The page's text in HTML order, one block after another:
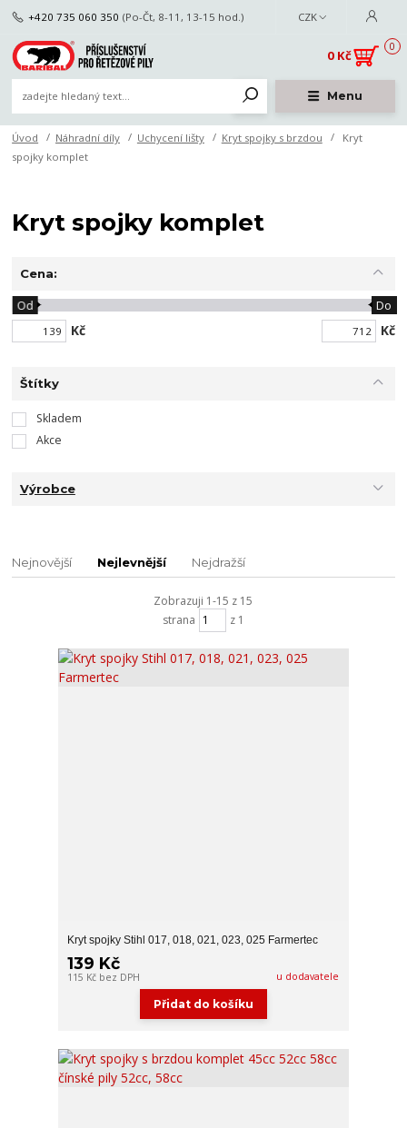
Menu
CZK
+420 735 060 350 (Po-Čt, 8-11, 13-15 hod.)
0
0 Kč
Úvod Náhradní díly Uchycení lišty Kryt spojky s brzdou
Kryt
spojky komplet
Kryt spojky komplet
Cena:
Kč
Od Do
Kč
Štítky
Skladem
Akce
Výrobce
Nejnovější Nejlevnější Nejdražší
Zobrazuji 1-15 z 15
strana
z 1
Kryt spojky Stihl 017, 018, 021, 023, 025 Farmertec
139 Kč
115 Kč bez DPH u dodavatele
Přidat do košíku